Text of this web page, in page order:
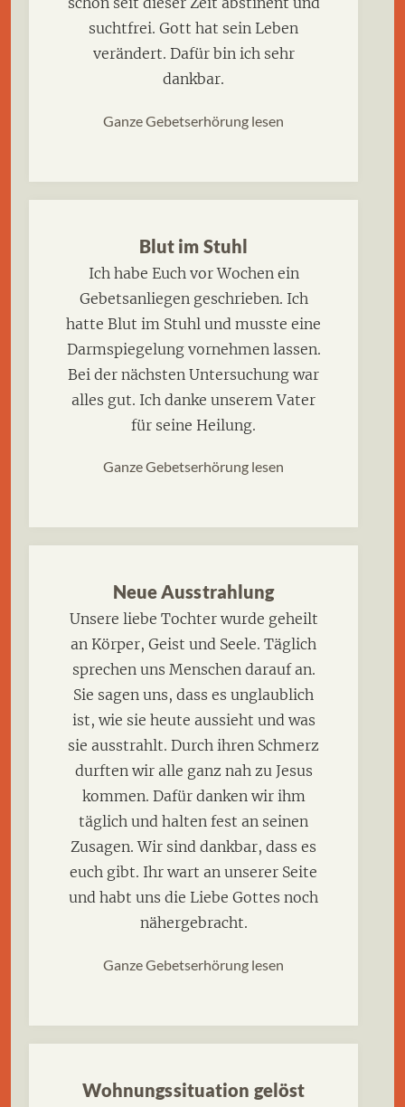
suchtfrei. Gott hat sein Leben
verändert. Dafür bin ich sehr
dankbar.
Ganze Gebetserhörung lesen
Blut im Stuhl
Ich habe Euch vor Wochen ein
Gebetsanliegen geschrieben. Ich
hatte Blut im Stuhl und musste eine
Darmspiegelung vornehmen lassen.
Bei der nächsten Untersuchung war
alles gut. Ich danke unserem Vater
für seine Heilung.
Ganze Gebetserhörung lesen
Neue Ausstrahlung
Unsere liebe Tochter wurde geheilt
an Körper, Geist und Seele. Täglich
sprechen uns Menschen darauf an.
Sie sagen uns, dass es unglaublich
ist, wie sie heute aussieht und was
sie ausstrahlt. Durch ihren Schmerz
durften wir alle ganz nah zu Jesus
kommen. Dafür danken wir ihm
täglich und halten fest an seinen
Zusagen. Wir sind dankbar, dass es
euch gibt. Ihr wart an unserer Seite
und habt uns die Liebe Gottes noch
nähergebracht.
Ganze Gebetserhörung lesen
Wohnungssituation gelöst